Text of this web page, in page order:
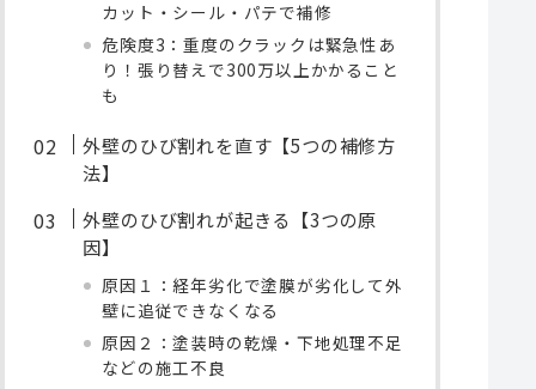
カット・シール・パテで補修
危険度3：重度のクラックは緊急性あ
り！張り替えで300万以上かかること
も
外壁のひび割れを直す【5つの補修方
法】
外壁のひび割れが起きる【3つの原
因】
原因１：経年劣化で塗膜が劣化して外
壁に追従できなくなる
原因２：塗装時の乾燥・下地処理不足
などの施工不良